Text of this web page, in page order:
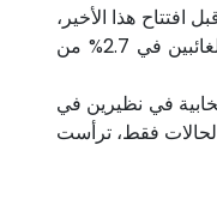
فيها رئيس مكتب التصويت قبل افتتاح هذا الأخير،
فيما تم تعويض الرؤساء الغائبين في جميع الحالات التي تغيب الرئيس المعين سابقا. كما حضر مساعدو الرئيس قبل الافتتاح في 96.9% من الحالات، بينما تم تعويض الغائبين في 2.7% من
98.3% من الحالات، والمداد الغير قابل للمحو بسهولة في 98.3%، واللوائح الانتخابية في نظيرين في
مكاتب التصويت، عند افتتاحها، مجهزة بوسائل الوقاية من كوفيد-19. ومن جانب آخر لاحظ المجلس أنه في 7.1% من الحالات فقط، ترأست